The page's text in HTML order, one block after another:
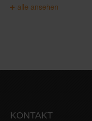
alle ansehen
KONTAKT